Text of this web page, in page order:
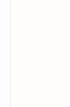
تھی